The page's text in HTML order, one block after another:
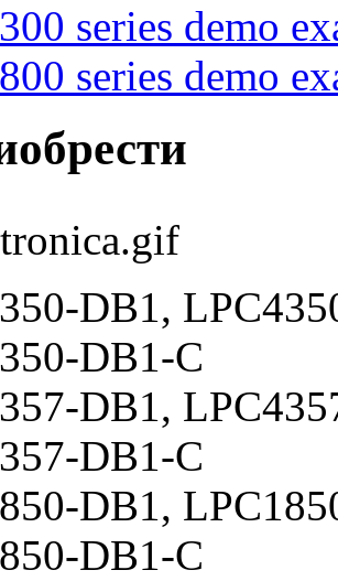
series demo
series demo
DB1,
DB1-C
DB1,
DB1-C
DB1,
DB1-C